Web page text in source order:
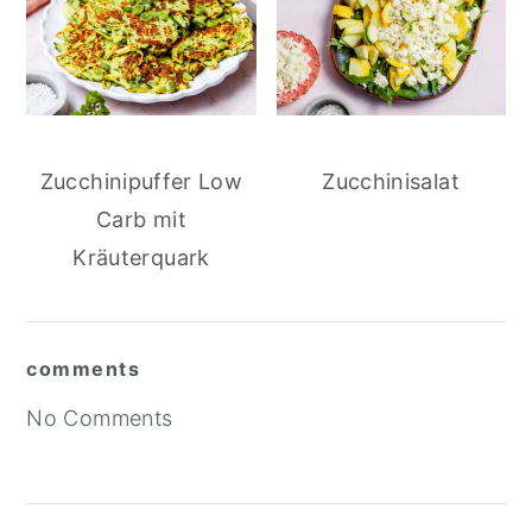
Zucchinipuffer Low
Carb mit
Kräuterquark
Zucchinisalat
Reader
comments
No Comments